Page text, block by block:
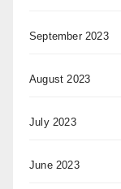
September 2023
August 2023
July 2023
June 2023